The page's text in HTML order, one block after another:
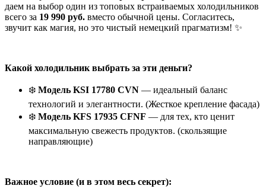
даем на выбор один из топовых встраиваемых холодильников
всего за 19 990 руб. вместо обычной цены. Согласитесь,
звучит как магия, но это чистый немецкий прагматизм! ✨
Какой холодильник выбрать за эти деньги?
❄️ Модель KSI 17780 CVN — идеальный баланс
технологий и элегантности. (Жесткое крепление фасада)
❄️ Модель KFS 17935 CFNF — для тех, кто ценит
максимальную свежесть продуктов. (скользящие
направляющие)
Важное условие (и в этом весь секрет):